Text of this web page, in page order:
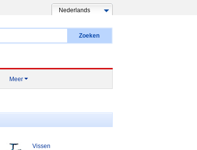
Nederlands
Zoeken
Meer 
Vissen